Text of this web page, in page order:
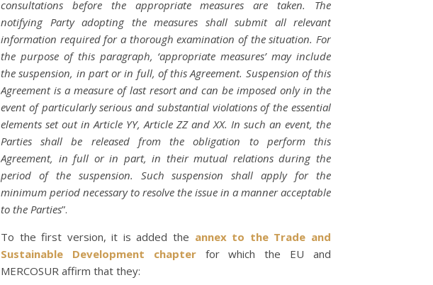
consultations before the appropriate measures are taken. The
notifying Party adopting the measures shall submit all relevant
information required for a thorough examination of the situation. For
the purpose of this paragraph, ‘appropriate measures’ may include
the suspension, in part or in full, of this Agreement. Suspension of this
Agreement is a measure of last resort and can be imposed only in the
event of particularly serious and substantial violations of the essential
elements set out in Article YY, Article ZZ and XX. In such an event, the
Parties shall be released from the obligation to perform this
Agreement, in full or in part, in their mutual relations during the
period of the suspension. Such suspension shall apply for the
minimum period necessary to resolve the issue in a manner acceptable
to the Parties”.
To the first version, it is added the annex to the Trade and
Sustainable Development chapter for which the EU and
MERCOSUR affirm that they: